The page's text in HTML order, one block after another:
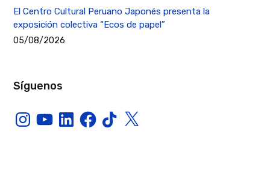
El Centro Cultural Peruano Japonés presenta la
exposición colectiva “Ecos de papel”
05/08/2026
Síguenos
InstagramYouTubeLinkedInFacebook
TikTokX